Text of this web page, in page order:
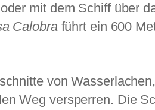
mit dem Schiff über
Calobraführt ein 600
von
Weg versperren. Die